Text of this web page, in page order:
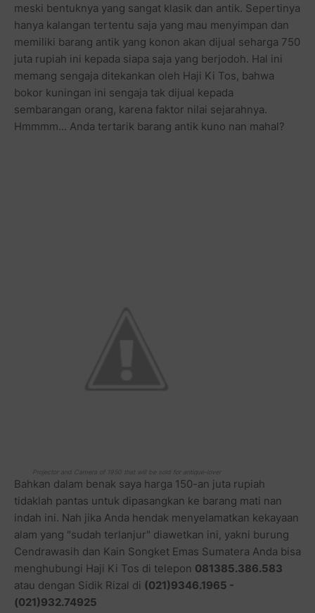
meski bentuknya yang sangat klasik dan antik. Sepertinya
hanya kalangan tertentu saja yang mau menyimpan dan
memiliki barang antik yang konon akan dijual seharga 750
juta rupiah ini kepada siapa saja yang berjodoh. Hal ini
memang sengaja ditekankan oleh Haji Ki Tos, bahwa
bokor kuningan ini sengaja tak dijual kepada
sembarangan orang, karena faktor nilai sejarahnya.
Hmmmm... Anda tertarik barang antik kuno nan mahal?
Projector and Camera of 1950 that will be sold for antique-lover
Bahkan dalam benak saya harga 150-an juta rupiah
tidaklah pantas untuk dipasangkan ke barang mati nan
indah ini. Nah jika Anda hendak menyelamatkan kekayaan
alam yang "sudah terlanjur" diawetkan ini, yakni burung
Cendrawasih dan Kain Songket Emas Sumatera Anda bisa
menghubungi Haji Ki Tos di telepon 081385.386.583
atau dengan Sidik Rizal di (021)9346.1965 -
(021)932.74925